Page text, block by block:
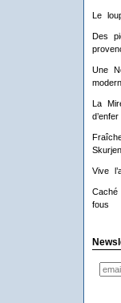
Le
Des
Une
La
d’enfer
Vive
fous